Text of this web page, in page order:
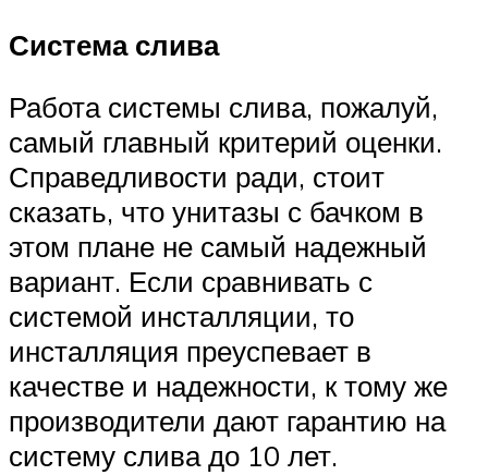
Система слива
Работа системы слива, пожалуй,
самый главный критерий оценки.
Справедливости ради, стоит
сказать, что унитазы с бачком в
этом плане не самый надежный
вариант. Если сравнивать с
системой инсталляции, то
инсталляция преуспевает в
качестве и надежности, к тому же
производители дают гарантию на
систему слива до 10 лет.